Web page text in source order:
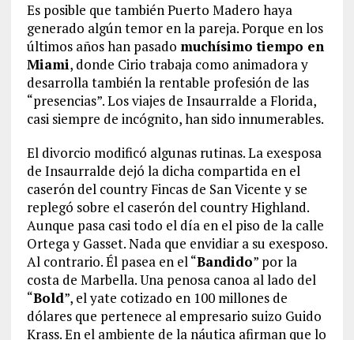
Es posible que también Puerto Madero haya
generado algún temor en la pareja. Porque en los
últimos años han pasado muchísimo tiempo en
Miami, donde Cirio trabaja como animadora y
desarrolla también la rentable profesión de las
“presencias”. Los viajes de Insaurralde a Florida,
casi siempre de incógnito, han sido innumerables.
El divorcio modificó algunas rutinas. La exesposa
de Insaurralde dejó la dicha compartida en el
caserón del country Fincas de San Vicente y se
replegó sobre el caserón del country Highland.
Aunque pasa casi todo el día en el piso de la calle
Ortega y Gasset. Nada que envidiar a su exesposo.
Al contrario. Él pasea en el “Bandido” por la
costa de Marbella. Una penosa canoa al lado del
“Bold”, el yate cotizado en 100 millones de
dólares que pertenece al empresario suizo Guido
Krass. En el ambiente de la náutica afirman que lo